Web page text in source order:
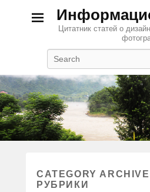
Цитатник статей о
CATEGORY
РУБРИКИ